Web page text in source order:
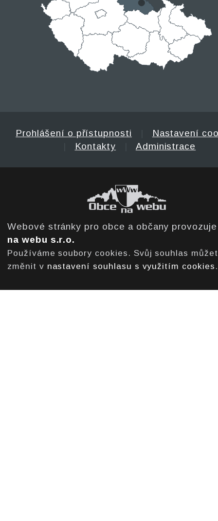
Prohlášení o přístupnosti
Nastavení
Kontakty Administrace
Webové stránky pro obce a občany
na webu s.r.o.
Používáme soubory cookies. Svůj souhlas
změnit v nastavení souhlasu s využitím cookies .